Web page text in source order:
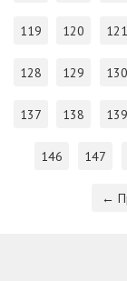
119 120 121
128 129 130
137 138 139
146 147
←